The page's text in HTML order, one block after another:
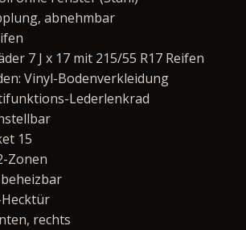
abnehmbar
7 J x 17 mit 215/55 R17 Reifen
Vinyl-Bodenverkleidung
Lederlenkrad
15
Zonen
rechts